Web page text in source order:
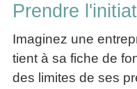
Prendre
Imaginez une
tient à sa fiche de
des limites de ses